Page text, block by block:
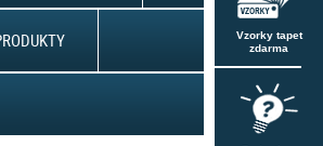
Vzorky tapet
zdarma